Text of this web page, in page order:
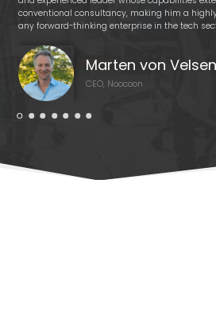
conventional consultancy, making him a
any forward-thinking enterprise in the tech
Marten von
CEO, Noocoon